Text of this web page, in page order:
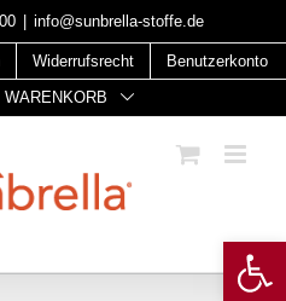
info@sunbrella-stoffe.de
Widerrufsrecht
Benutzerkonto
WARENKORB